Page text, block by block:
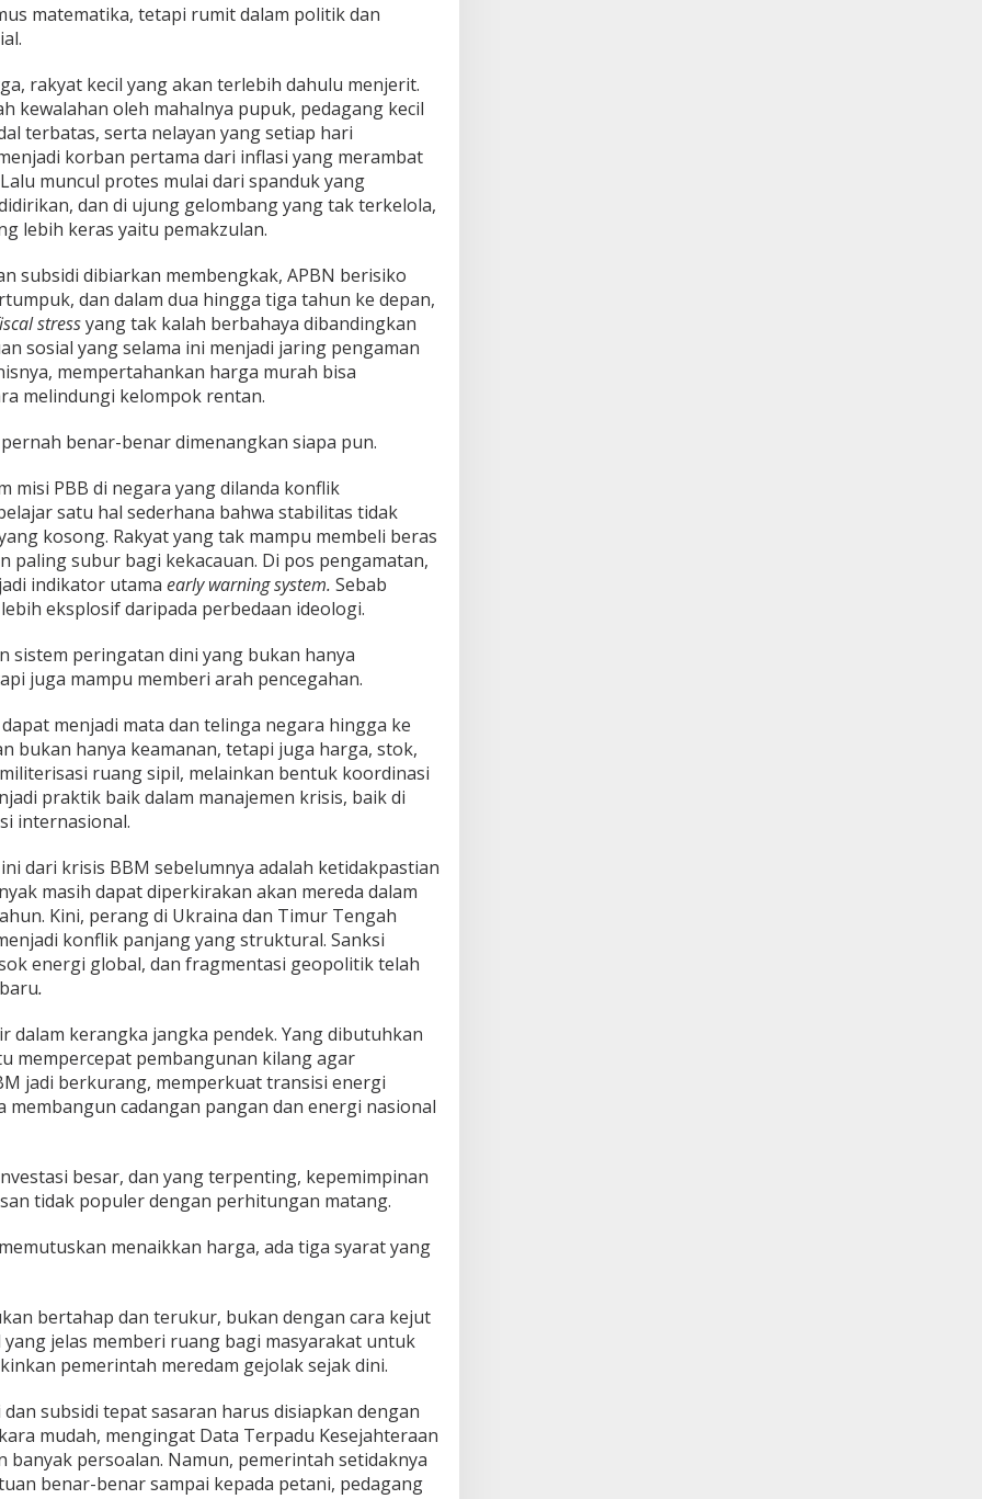
matematika, tetapi rumit dalam politik dan
rakyat kecil yang akan terlebih dahulu menjerit.
kewalahan oleh mahalnya pupuk, pedagang kecil
terbatas, serta nelayan yang setiap hari
korban pertama dari inflasi yang merambat
muncul protes mulai dari spanduk yang
dan di ujung gelombang yang tak terkelola,
lebih keras yaitu pemakzulan.
subsidi dibiarkan membengkak, APBN berisiko
dan dalam dua hingga tiga tahun ke depan,
stressyang tak kalah berbahaya dibandingkan
sosial yang selama ini menjadi jaring pengaman
mempertahankan harga murah bisa
melindungi kelompok rentan.
benar-benar dimenangkan siapa pun.
misi PBB di negara yang dilanda konflik
satu hal sederhana bahwa stabilitas tidak
kosong. Rakyat yang tak mampu membeli beras
paling subur bagi kekacauan. Di pos pengamatan,
indikator utama early warning system. Sebab
eksplosif daripada perbedaan ideologi.
sistem peringatan dini yang bukan hanya
juga mampu memberi arah pencegahan.
menjadi mata dan telinga negara hingga ke
bukan hanya keamanan, tetapi juga harga, stok,
ruang sipil, melainkan bentuk koordinasi
praktik baik dalam manajemen krisis, baik di
internasional.
dari krisis BBM sebelumnya adalah ketidakpastian
masih dapat diperkirakan akan mereda dalam
Kini, perang di Ukraina dan Timur Tengah
konflik panjang yang struktural. Sanksi
energi global, dan fragmentasi geopolitik telah
.
dalam kerangka jangka pendek. Yang dibutuhkan
mempercepat pembangunan kilang agar
jadi berkurang, memperkuat transisi energi
cadangan pangan dan energi nasional
besar, dan yang terpenting, kepemimpinan
tidak populer dengan perhitungan matang.
menaikkan harga, ada tiga syarat yang
bertahap dan terukur, bukan dengan cara kejut
yang jelas memberi ruang bagi masyarakat untuk
pemerintah meredam gejolak sejak dini.
subsidi tepat sasaran harus disiapkan dengan
mudah, mengingat Data Terpadu Kesejahteraan
banyak persoalan. Namun, pemerintah setidaknya
benar-benar sampai kepada petani, pedagang